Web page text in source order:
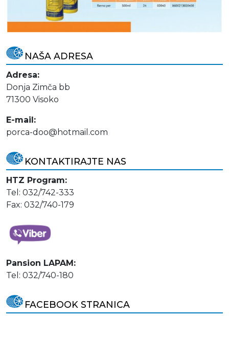
NAŠA ADRESA
Adresa:
Donja Zimča bb
71300 Visoko
E-mail:
porca-doo@hotmail.com
KONTAKTIRAJTE NAS
HTZ Program:
Tel: 032/742-333
Fax: 032/740-179
Pansion LAPAM:
Tel: 032/740-180
FACEBOOK STRANICA